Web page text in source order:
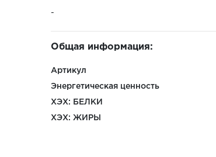
-
Общая информация:
Артикул
Энергетическая ценность
ХЭХ: БЕЛКИ
ХЭХ: ЖИРЫ